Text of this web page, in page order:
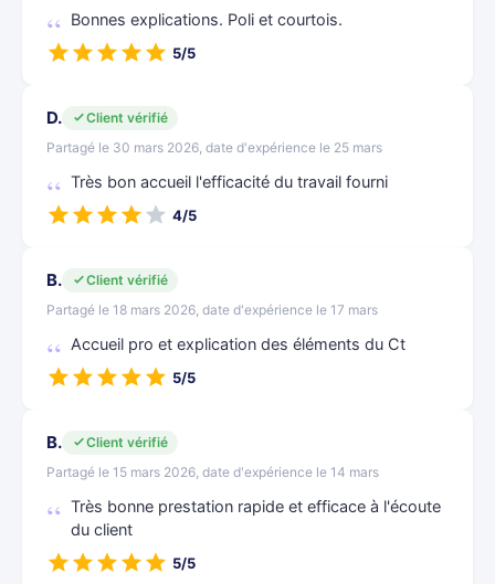
Bonnes explications. Poli et courtois.
5/5
D.
Client vérifié
Partagé le 30 mars 2026, date d'expérience le 25 mars
Très bon accueil l'efficacité du travail fourni
4/5
B.
Client vérifié
Partagé le 18 mars 2026, date d'expérience le 17 mars
Accueil pro et explication des éléments du Ct
5/5
B.
Client vérifié
Partagé le 15 mars 2026, date d'expérience le 14 mars
Très bonne prestation rapide et efficace à l'écoute
du client
5/5